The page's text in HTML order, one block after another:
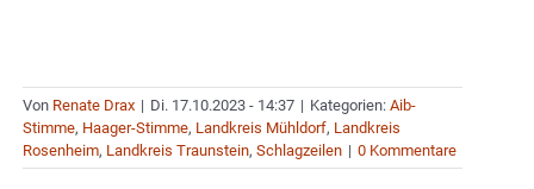
Von Renate Drax | Di. 17.10.2023 - 14:37 | Kategorien: Aib-
Stimme, Haager-Stimme, Landkreis Mühldorf, Landkreis
Rosenheim, Landkreis Traunstein, Schlagzeilen | 0 Kommentare